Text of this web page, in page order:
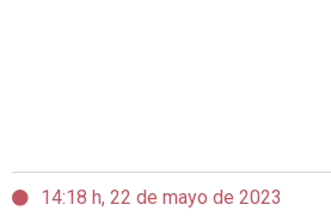
14:18 h, 22 de mayo de 2023